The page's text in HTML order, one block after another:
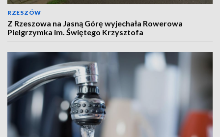
RZESZÓW
Z Rzeszowa na Jasną Górę wyjechała Rowerowa
Pielgrzymka im. Świętego Krzysztofa